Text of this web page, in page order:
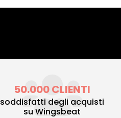
50.000 CLIENTI
soddisfatti degli acquisti
su Wingsbeat